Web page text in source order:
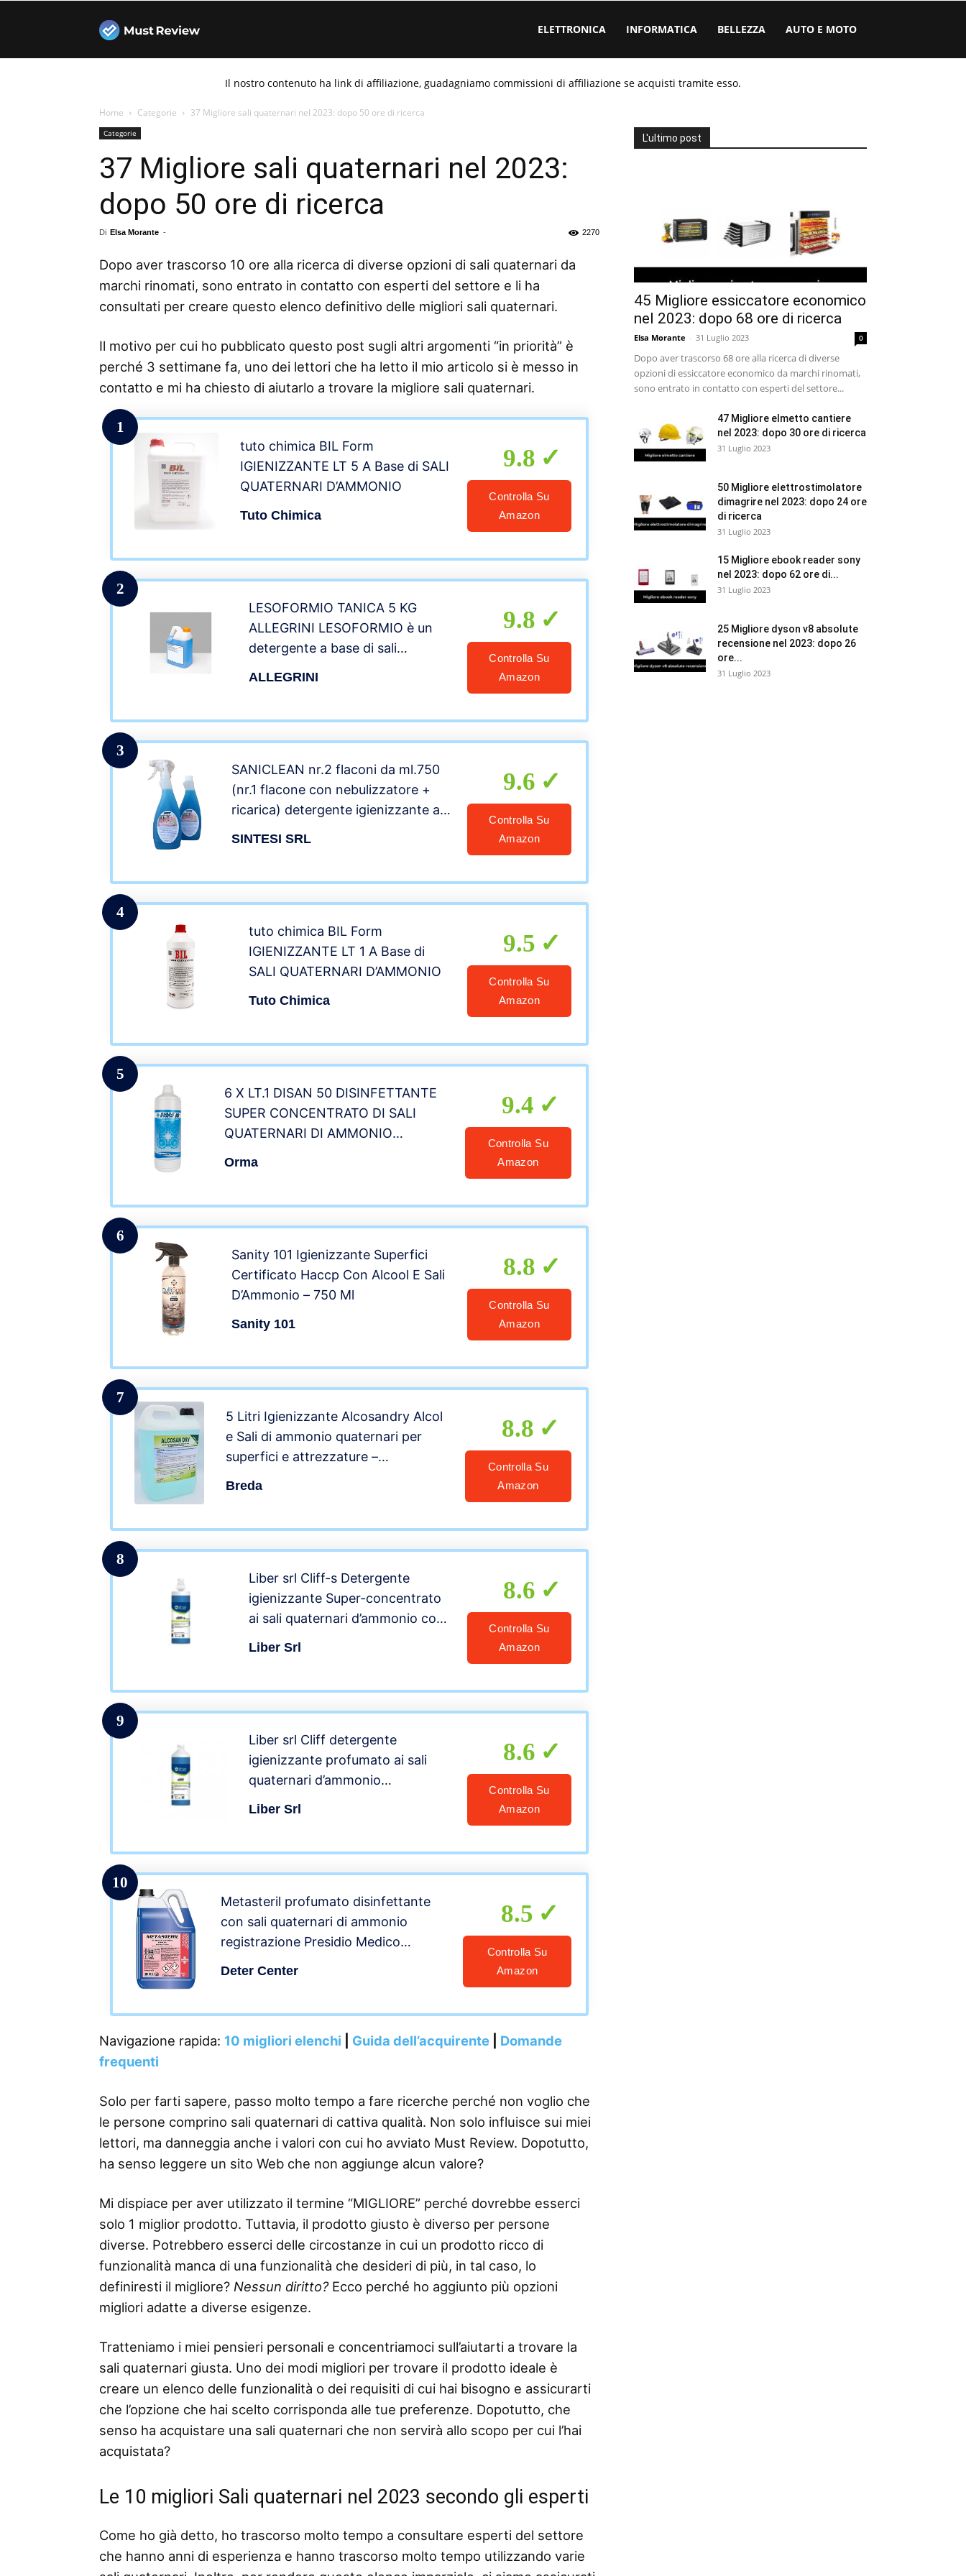
Must
Review
ELETTRONICA INFORMATICA BELLEZZA AUTO E MOTO
Il nostro contenuto ha link di affiliazione, guadagniamo commissioni di affiliazione se acquisti tramite esso.
Home Categorie 37 Migliore sali quaternari nel 2023: dopo 50 ore di ricerca
Categorie
37 Migliore sali quaternari nel 2023:
dopo 50 ore di ricerca
Di Elsa Morante - 2270
Dopo aver trascorso 10 ore alla ricerca di diverse opzioni di sali quaternari da
marchi rinomati, sono entrato in contatto con esperti del settore e li ha
consultati per creare questo elenco definitivo delle migliori sali quaternari.
Il motivo per cui ho pubblicato questo post sugli altri argomenti “in priorità” è
perché 3 settimane fa, uno dei lettori che ha letto il mio articolo si è messo in
contatto e mi ha chiesto di aiutarlo a trovare la migliore sali quaternari.
1
tuto chimica BIL Form
IGIENIZZANTE LT 5 A Base di SALI
QUATERNARI D’AMMONIO
Tuto Chimica
9.8
Controlla Su
Amazon
2
LESOFORMIO TANICA 5 KG
ALLEGRINI LESOFORMIO è un
detergente a base di sali
un’azione sanitizzante nel
lavaggio dei tessuti.
SANITIZZANTI DETERGENTI
ALLEGRINI
9.8
Controlla Su
Amazon
3
SANICLEAN nr.2 flaconi da ml.750
(nr.1 flacone con nebulizzatore +
ricarica) detergente igienizzante a
SINTESI SRL
9.6
Controlla Su
Amazon
4
tuto chimica BIL Form
IGIENIZZANTE LT 1 A Base di
SALI QUATERNARI D’AMMONIO
Tuto Chimica
9.5
Controlla Su
Amazon
5
6 X LT.1 DISAN 50 DISINFETTANTE
SUPER CONCENTRATO DI SALI
QUATERNARI DI AMMONIO
Orma
9.4
Controlla Su
Amazon
6
Sanity 101 Igienizzante Superfici
Certificato Haccp Con Alcool E Sali
D’Ammonio – 750 Ml
Sanity 101
8.8
Controlla Su
Amazon
7
5 Litri Igienizzante Alcosandry Alcol
e Sali di ammonio quaternari per
superfici e attrezzature –
Breda
8.8
Controlla Su
Amazon
8
Liber srl Cliff-s Detergente
igienizzante Super-concentrato
ai sali quaternari d’ammonio con
Liber Srl
8.6
Controlla Su
Amazon
9
Liber srl Cliff detergente
igienizzante profumato ai sali
quaternari d’ammonio
Liber Srl
8.6
Controlla Su
Amazon
10
Metasteril profumato disinfettante
con sali quaternari di ammonio
registrazione Presidio Medico
Deter Center
8.5
Controlla Su
Amazon
Navigazione rapida: 10 migliori elenchi Guida dell’acquirente
Domande
frequenti
Solo per farti sapere, passo molto tempo a fare ricerche perché non voglio che
le persone comprino sali quaternari di cattiva qualità. Non solo influisce sui miei
lettori, ma danneggia anche i valori con cui ho avviato Must Review. Dopotutto,
ha senso leggere un sito Web che non aggiunge alcun valore?
Mi dispiace per aver utilizzato il termine “MIGLIORE” perché dovrebbe esserci
solo 1 miglior prodotto. Tuttavia, il prodotto giusto è diverso per persone
diverse. Potrebbero esserci delle circostanze in cui un prodotto ricco di
funzionalità manca di una funzionalità che desideri di più, in tal caso, lo
definiresti il ​​migliore? Nessun diritto?Ecco perché ho aggiunto più opzioni
migliori adatte a diverse esigenze.
Tratteniamo i miei pensieri personali e concentriamoci sull’aiutarti a trovare la
sali quaternari giusta. Uno dei modi migliori per trovare il prodotto ideale è
creare un elenco delle funzionalità o dei requisiti di cui hai bisogno e assicurarti
che l’opzione che hai scelto corrisponda alle tue preferenze. Dopotutto, che
senso ha acquistare una sali quaternari che non servirà allo scopo per cui l’hai
acquistata?
Le 10 migliori Sali quaternari nel 2023 secondo gli esperti
Come ho già detto, ho trascorso molto tempo a consultare esperti del settore
che hanno anni di esperienza e hanno trascorso molto tempo utilizzando varie
L'ultimo post
45 Migliore essiccatore economico
nel 2023: dopo 68 ore di ricerca
Elsa Morante - 31 Luglio 2023 0
Dopo aver trascorso 68 ore alla ricerca di diverse
opzioni di essiccatore economico da marchi rinomati,
sono entrato in contatto con esperti del settore...
47 Migliore elmetto cantiere
nel 2023: dopo 30 ore di ricerca
31 Luglio 2023
50 Migliore elettrostimolatore
dimagrire nel 2023: dopo 24 ore
di ricerca
31 Luglio 2023
15 Migliore ebook reader sony
nel 2023: dopo 62 ore di...
31 Luglio 2023
25 Migliore dyson v8 absolute
recensione nel 2023: dopo 26
ore...
31 Luglio 2023